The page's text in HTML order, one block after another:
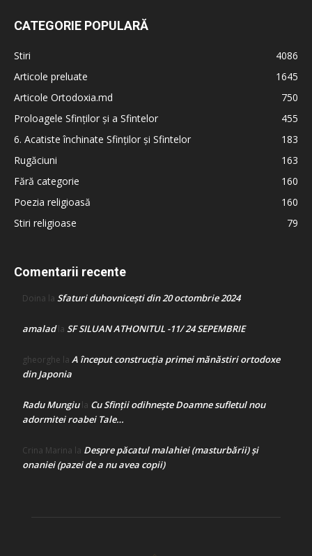
CATEGORIE POPULARĂ
Stiri
4086
Articole preluate
1645
Articole Ortodoxia.md
750
Proloagele Sfinților și a Sfintelor
455
6. Acatiste închinate Sfinților și Sfintelor
183
Rugăciuni
163
Fără categorie
160
Poezia religioasă
160
Stiri religioase
79
Comentarii recente
Doina la Sfaturi duhovnicești din 20 octombrie 2024
amaladla SF SILUAN ATHONITUL -11/ 24 SEPEMBRIE
gheorghe la A început construcţia primei mănăstiri ortodoxe
din Japonia
Radu Mungiula Cu Sfinții odihnește Doamne sufletul nou
adormitei roabei Tale…
Crina Marina la Despre păcatul malahiei (masturbării) şi
onaniei (pazei de a nu avea copii)